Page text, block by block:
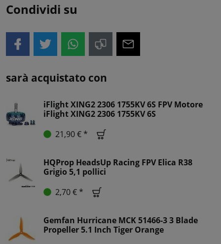
Condividi su
sarà acquistato con
iFlight XING2 2306 1755KV 6S FPV Motore
iFlight XING2 2306 1755KV 6S
21,90 € *
HQProp HeadsUp Racing FPV Elica R38
Grigio 5,1 pollici
2,70 € *
Gemfan Hurricane MCK 51466-3 3 Blade
Propeller 5.1 Inch Tiger Orange